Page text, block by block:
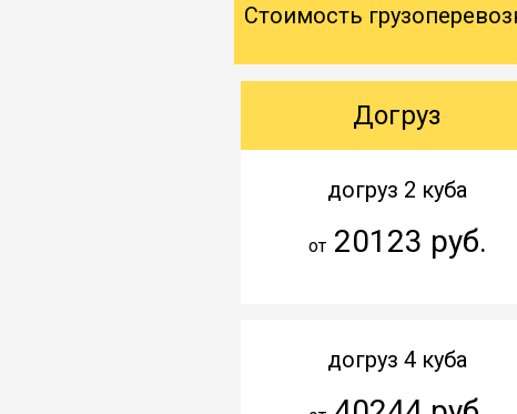
Стоимость
Догруз
догруз 2 куба
от20123 руб.
догруз 4 куба